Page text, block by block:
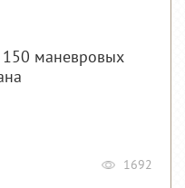
150 маневровых
1692